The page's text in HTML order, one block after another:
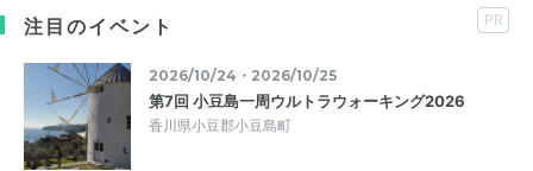
注目のイベント PR
2026/10/24・2026/10/25
第7回 小豆島一周ウルトラウォーキング2026
香川県小豆郡小豆島町